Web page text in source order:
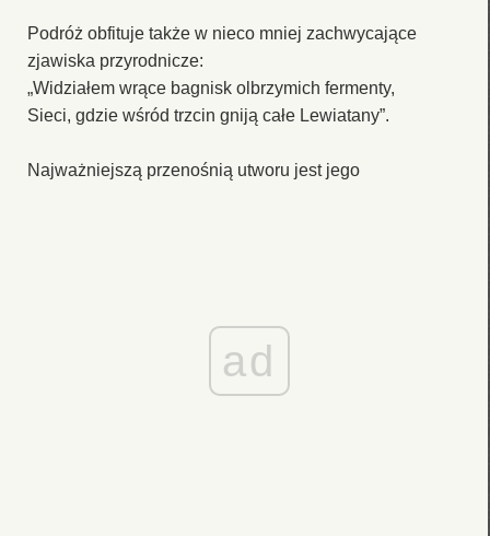
Podróż obfituje także w nieco mniej zachwycające
zjawiska przyrodnicze:
„Widziałem wrące bagnisk olbrzymich fermenty,
Sieci, gdzie wśród trzcin gniją całe Lewiatany”.
Najważniejszą przenośnią utworu jest jego
ad